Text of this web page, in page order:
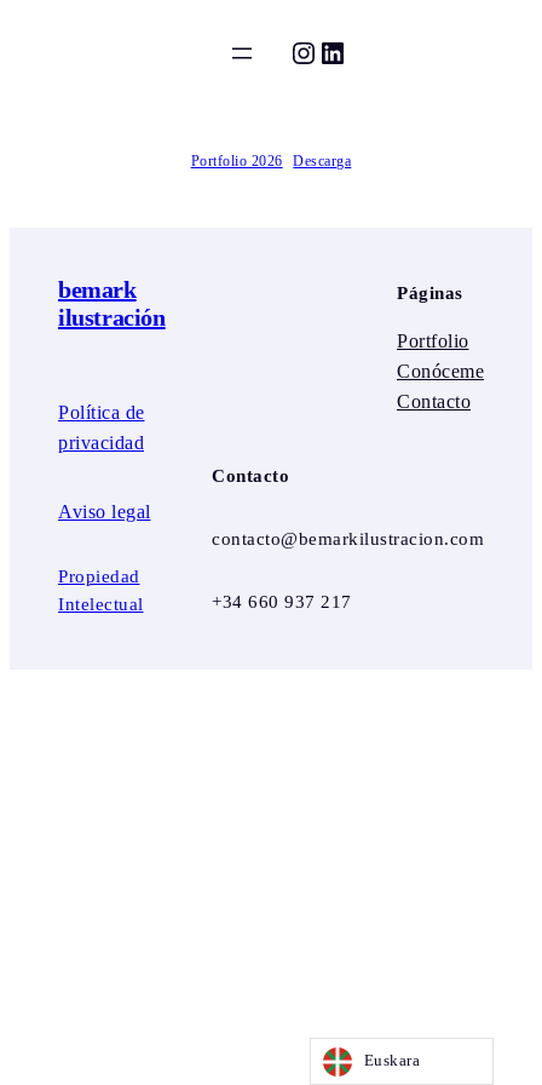
Instagram
LinkedIn
Portfolio 2026 Descarga
bemark
ilustración
Política de
privacidad
Aviso legal
Propiedad
Intelectual
Páginas
Portfolio
Conóceme
Contacto
Contacto
contacto@bemarkilustracion.com
+34 660 937 217
Euskara